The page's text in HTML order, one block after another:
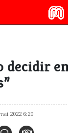
decidir
2022 6:20